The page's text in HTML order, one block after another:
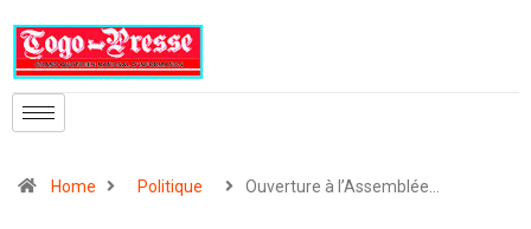
Home Politique Ouverture à l’Assemblée…